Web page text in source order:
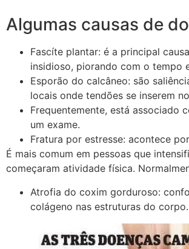
Algumas causas de
Fascíte plantar: é a principal
insidioso, piorando com o tempo
Esporão do calcâneo: são
locais onde tendões se inserem
Frequentemente, está associado
um exame.
Fratura por estresse: acontece
É mais comum em pessoas que
começaram atividade física.
Atrofia do coxim gorduroso:
colágeno nas estruturas do corpo.